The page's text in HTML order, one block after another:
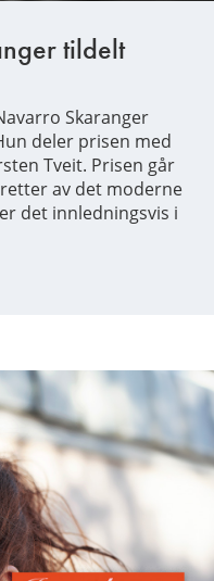
tildelt
Skaranger
deler prisen med
Tveit. Prisen går
av det moderne
det innledningsvis i